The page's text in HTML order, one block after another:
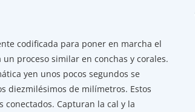
codificada para poner en marcha el
proceso similar en conchas y corales.
yen unos pocos segundos se
diezmilésimos de milímetros. Estos
Capturan la cal y la